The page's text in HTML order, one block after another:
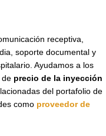
receptiva,
soporte documental y
Ayudamos a los
de precio de la inyección
del portafolio de
como proveedor de